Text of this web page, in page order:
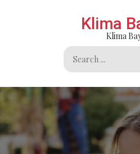
Klima
Klima
Search
for: